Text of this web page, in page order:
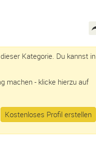
Kategorie. Du kannst in
machen - klicke hierzu auf
Kostenloses Profil erstellen